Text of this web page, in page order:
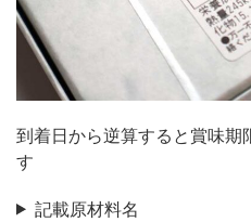
到着日から逆算すると賞味期
す
記載原材料名